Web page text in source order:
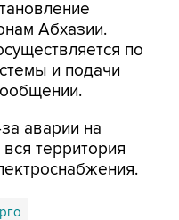
Абхазии.
по
и подачи
аварии на
территория